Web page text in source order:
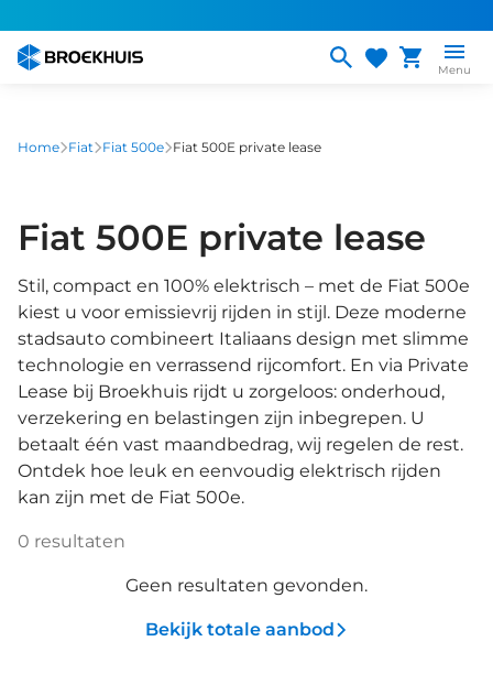
naar
gaan
Menu
Home Fiat Fiat 500e Fiat 500E private lease
Fiat 500E private lease
Stil, compact en 100% elektrisch – met de Fiat 500e
kiest u voor emissievrij rijden in stijl. Deze moderne
stadsauto combineert Italiaans design met slimme
technologie en verrassend rijcomfort. En via Private
Lease bij Broekhuis rijdt u zorgeloos: onderhoud,
verzekering en belastingen zijn inbegrepen. U
betaalt één vast maandbedrag, wij regelen de rest.
Ontdek hoe leuk en eenvoudig elektrisch rijden
kan zijn met de Fiat 500e.
0 resultaten
Geen resultaten gevonden.
Bekijk totale aanbod